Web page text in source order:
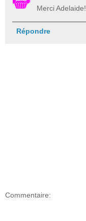
Merci Adelaide!
Répondre
Commentaire: